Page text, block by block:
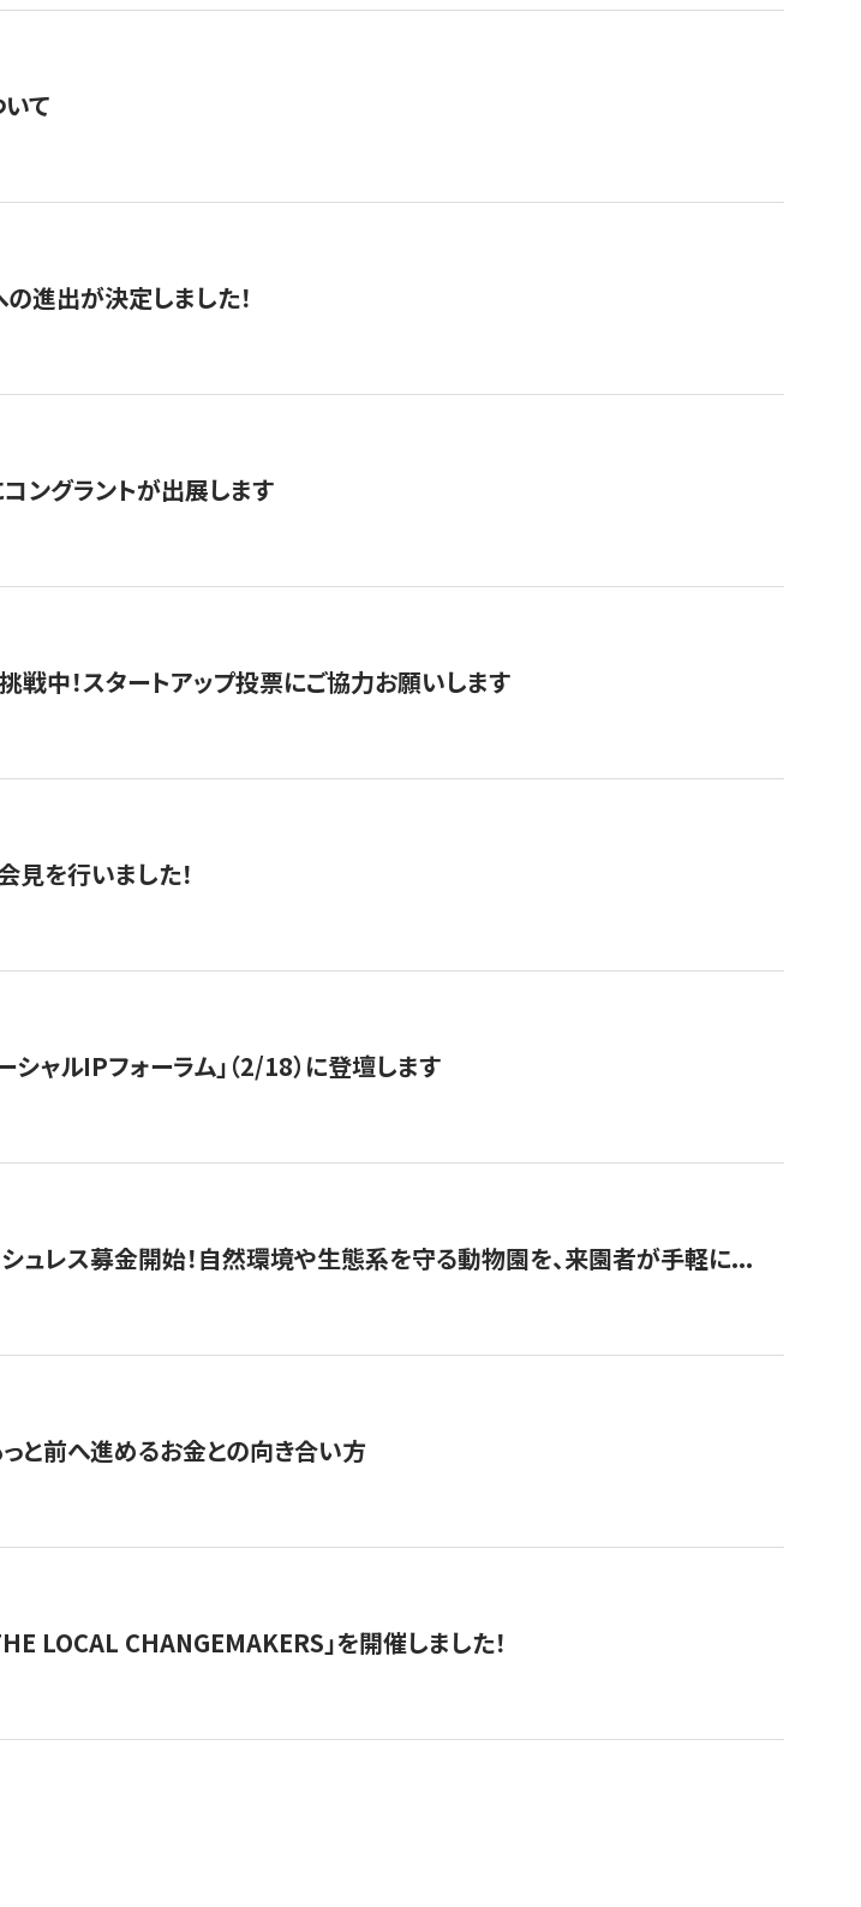
て
進出が決定しました！
ングラントが出展します
中！スタートアップ投票にご協力お願いします
を行いました！
ャルIPフォーラム」（2/18）に登壇します
ュレス募金開始！自然環境や生態系を守る動物園を、来園者が手軽に...
と前へ進めるお金との向き合い方
LOCAL CHANGEMAKERS」を開催しました！